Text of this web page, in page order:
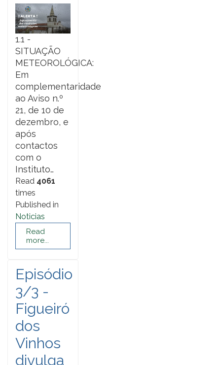
1.1 -
SITUAÇÃO
METEOROLÓGICA:
Em
complementaridade
ao Aviso n.º
21, de 10 de
dezembro, e
após
contactos
com o
Instituto…
Read 4061
times
Published in
Noticias
Read
more...
Episódio
3/3 -
Figueiró
dos
Vinhos
divulga